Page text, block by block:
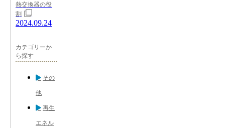
熱交換器の役
割
2024.09.24
カテゴリーか
ら探す
その
他
再生
エネル